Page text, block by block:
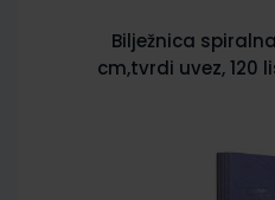
Bilježnica
cm,tvrdi uvez, 120